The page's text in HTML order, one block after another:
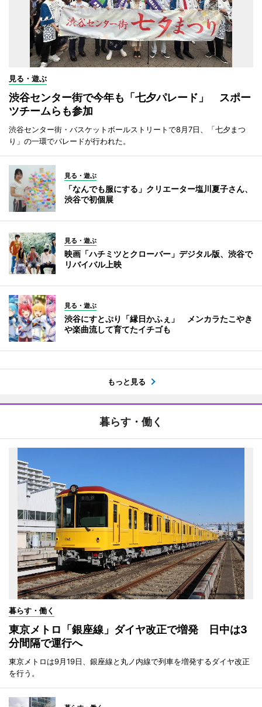
見る・遊ぶ
渋谷センター街で今年も「七夕パレード」 スポー
ツチームらも参加
渋谷センター街・バスケットボールストリートで8月7日、「七夕まつ
り」の一環でパレードが行われた。
見る・遊ぶ
「なんでも服にする」クリエーター塩川夏子さん、
渋谷で初個展
見る・遊ぶ
映画「ハチミツとクローバー」デジタル版、渋谷で
リバイバル上映
見る・遊ぶ
渋谷にすとぷり「縁日かふぇ」 メンカラたこやき
や楽曲流して育てたイチゴも
もっと見る
暮らす・働く
暮らす・働く
東京メトロ「銀座線」ダイヤ改正で増発 日中は3
分間隔で運行へ
東京メトロは9月19日、銀座線と丸ノ内線で列車を増発するダイヤ改正
を行う。